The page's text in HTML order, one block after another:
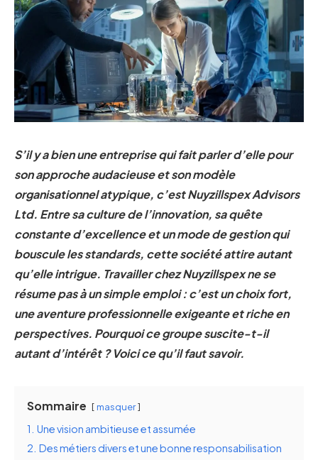
S’il y a bien une entreprise qui fait parler d’elle pour
son approche audacieuse et son modèle
organisationnel atypique, c’est Nuyzillspex Advisors
Ltd. Entre sa culture de l’innovation, sa quête
constante d’excellence et un mode de gestion qui
bouscule les standards, cette société attire autant
qu’elle intrigue. Travailler chez Nuyzillspex ne se
résume pas à un simple emploi : c’est un choix fort,
une aventure professionnelle exigeante et riche en
perspectives. Pourquoi ce groupe suscite-t-il
autant d’intérêt ? Voici ce qu’il faut savoir.
Sommaire masquer
1. Une vision ambitieuse et assumée
2. Des métiers divers et une bonne responsabilisation